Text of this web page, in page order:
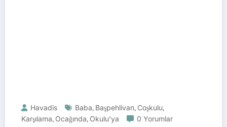
Havadis Baba, Başpehlivan, Coşkulu,
Karşılama, Ocağında, Okulu’ya 0 Yorumlar